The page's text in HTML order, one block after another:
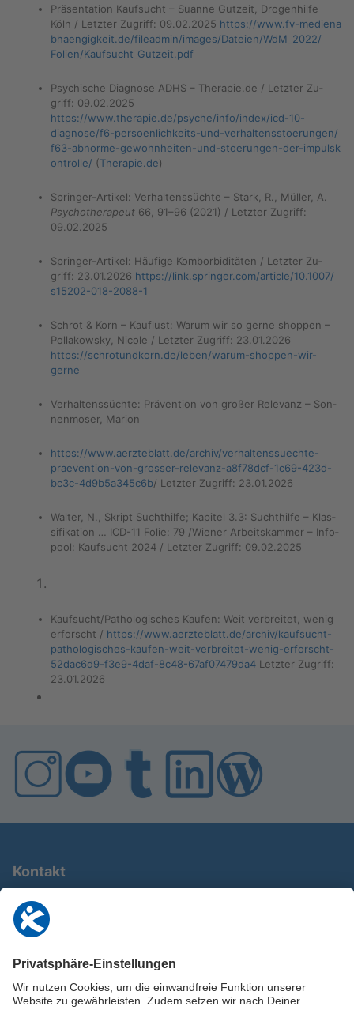
Prä­sen­ta­ti­on Kauf­sucht – Suan­ne Gut­zeit, Dro­gen­hil­fe
Köln / Letz­ter Zu­griff: 09.02.2025 https://​www.​fv-​med​iena​
bhae​ngig​keit.​de/​fileadmin/​images/​Dateien/​WdM_​2022/​
Folien/​Kaufsucht_​Gutzeit.​pdf
Psy­chi­sche Dia­gno­se ADHS – The­ra­pie.de / Letz­ter Zu­
griff: 09.02.2025
https://​www.​therapie.​de/​psyche/​info/​index/​icd-​10-​
diagnose/​f6-​per​soen​lich​keit​s-​und-​ver​halt​enss​toer​unge​n/​
f63-​abnorme-​gew​ohnh​eite​n-​und-​stoerungen-​der-​imp​ulsk​
ontr​olle/ (The­ra­pie.de)
Sprin­ger-Ar­ti­kel: Ver­hal­tens­süch­te – Stark, R., Mül­ler, A.
Psy­cho­the­ra­peut 66, 91–96 (2021) / Letz­ter Zu­griff:
09.02.2025
Sprin­ger-Ar­ti­kel: Häu­fi­ge Kom­bor­bi­di­tä­ten / Letz­ter Zu­
griff: 23.01.2026 https://​link.​springer.​com/​article/​10.​1007/​
s15202-​018-​2088-​1
Schrot & Korn – Kauf­lust: Warum wir so gerne shop­pen –
Polla­kow­sky, Ni­co­le / Letz­ter Zu­griff: 23.01.2026
https://​sch​rotu​ndko​rn.​de/​leben/​warum-​shoppen-​wir-​
gerne
Ver­hal­tens­süch­te: Prä­ven­ti­on von gro­ßer Re­le­vanz – Son­
nen­mo­ser, Ma­ri­on
https://​www.​aerzteblatt.​de/​archiv/​ver​halt​enss​uech​te-​
praevention-​von-​grosser-​relevanz-​a8f78dcf-​1c69-​423d-​
bc3c-​4d9b5a345c6b/ Letz­ter Zu­griff: 23.01.2026
Wal­ter, N., Skript Sucht­hil­fe; Ka­pi­tel 3.3: Sucht­hil­fe – Klas­
si­fi­ka­ti­on … ICD-11 Folie: 79 /Wie­ner Ar­beits­kam­mer – In­fo­
pool: Kauf­sucht 2024 / Letz­ter Zu­griff: 09.02.2025
Kauf­sucht/Pa­tho­lo­gi­sches Kau­fen: Weit ver­brei­tet, wenig
er­forscht / https://​www.​aerzteblatt.​de/​archiv/​kaufsucht-​
pat​holo​gisc​hes-​kaufen-​weit-​verbreitet-​wenig-​erforscht-​
52dac6d9-​f3e9-​4daf-​8c48-​67af07479da4 Letz­ter Zu­griff:
23.01.2026
Kontakt
0911 / 9234 950
info@deutschland-im-plus.de
Impressum